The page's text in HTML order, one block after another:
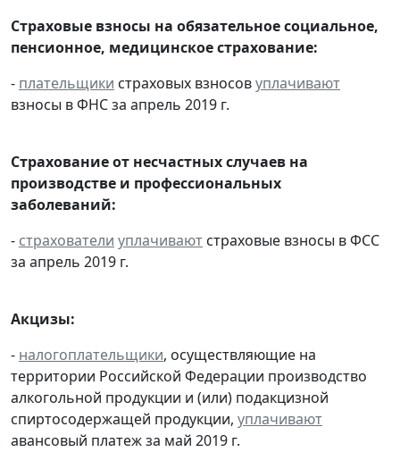
Страховые взносы на обязательное социальное,
пенсионное, медицинское страхование:
- плательщики страховых взносовуплачивают
взносы в ФНС за апрель 2019 г.
Страхование от несчастных случаев на
производстве и профессиональных
заболеваний:
- страхователи уплачивают страховые взносы в ФСС
за апрель 2019 г.
Акцизы:
- налогоплательщики, осуществляющие на
территории Российской Федерации производство
алкогольной продукции и (или) подакцизной
спиртосодержащей продукции, уплачивают
авансовый платеж за май 2019 г.